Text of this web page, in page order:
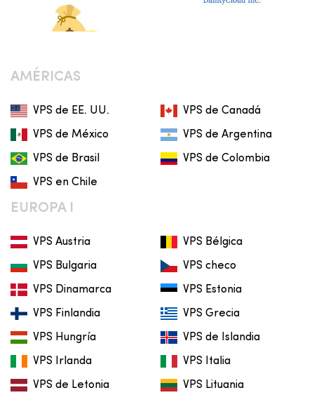
AMÉRICAS
VPS de EE. UU. VPS de Canadá
VPS de México VPS de Argentina
VPS de Brasil VPS de Colombia
VPS en Chile
EUROPA I
VPS Austria VPS Bélgica
VPS Bulgaria VPS checo
VPS Dinamarca VPS Estonia
VPS Finlandia VPS Grecia
VPS Hungría VPS de Islandia
VPS Irlanda VPS Italia
VPS de Letonia VPS Lituania